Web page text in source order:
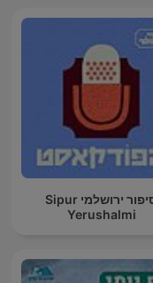
סיפור ירושלמי Sipur
Yerushalmi